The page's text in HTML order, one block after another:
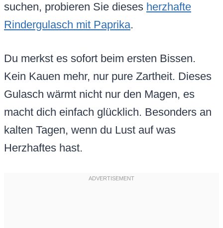
suchen, probieren Sie dieses herzhafte
Rindergulasch mit Paprika.
Du merkst es sofort beim ersten Bissen.
Kein Kauen mehr, nur pure Zartheit. Dieses
Gulasch wärmt nicht nur den Magen, es
macht dich einfach glücklich. Besonders an
kalten Tagen, wenn du Lust auf was
Herzhaftes hast.